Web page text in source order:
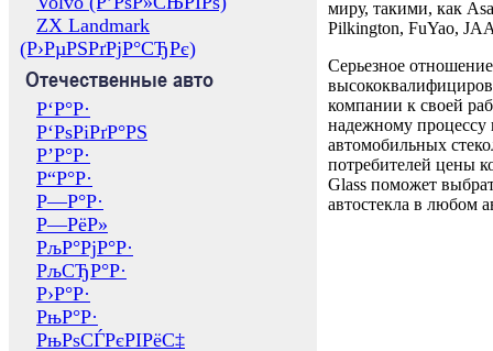
ZX Landmark
(Р›РµРЅРґРјР°СЂРє)
Отечественные авто
Р‘Р°Р·
Р‘РѕРіРґР°РЅ
Р’Р°Р·
Р“Р°Р·
Р—Р°Р·
Р—РёР»
РљР°РјР°Р·
РљСЂР°Р·
Р›Р°Р·
РњР°Р·
РњРѕСЃРєРІРёС‡
миру, такими, как
Pilkington, FuYao,
Серьезное отношение
компании к своей
надежному процессу
автомобильных
потребителей цены
Glass поможет
автостекла в любом